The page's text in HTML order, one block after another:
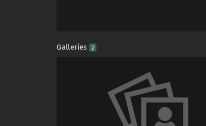
Galleries 2